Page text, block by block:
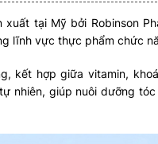
xuất tại Mỹ bởi Robinson
lĩnh vực thực phẩm chức
kết hợp giữa vitamin,
nhiên, giúp nuôi dưỡng